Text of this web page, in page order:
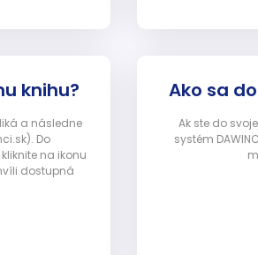
knihu?
a následne
Do
na ikonu
dostupná
Ako sa
Ak ste do
systém